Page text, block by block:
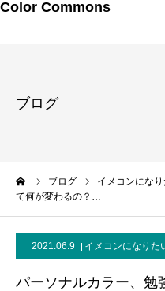
Color Commons
ブログ
ブログ イメコンにな
て何が変わるの？…
2021.06.9 イメコンになりた
パーソナルカラー、勉
メルマガ・書籍